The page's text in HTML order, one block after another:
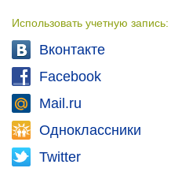
Использовать учетную запись:
Вконтакте
Facebook
Mail.ru
Одноклассники
Twitter